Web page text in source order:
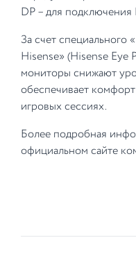
DP – для
За счет специального
Hisense» (Hisense
мониторы снижают
обеспечивает
игровых сессиях.
Более подробная
официальном сайте